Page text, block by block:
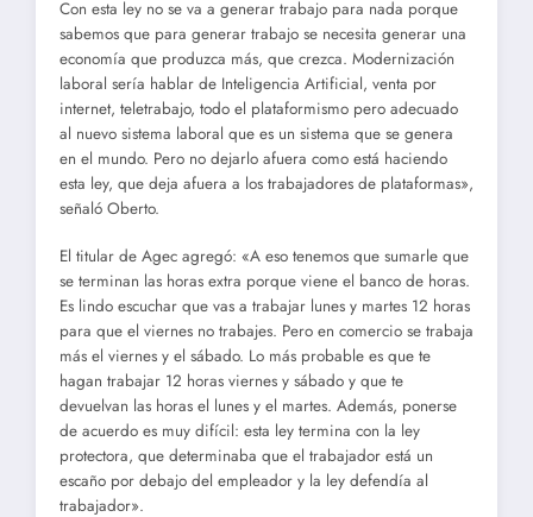
Con esta ley no se va a generar trabajo para nada porque
sabemos que para generar trabajo se necesita generar una
economía que produzca más, que crezca. Modernización
laboral sería hablar de Inteligencia Artificial, venta por
internet, teletrabajo, todo el plataformismo pero adecuado
al nuevo sistema laboral que es un sistema que se genera
en el mundo. Pero no dejarlo afuera como está haciendo
esta ley, que deja afuera a los trabajadores de plataformas»,
señaló Oberto.
El titular de Agec agregó: «A eso tenemos que sumarle que
se terminan las horas extra porque viene el banco de horas.
Es lindo escuchar que vas a trabajar lunes y martes 12 horas
para que el viernes no trabajes. Pero en comercio se trabaja
más el viernes y el sábado. Lo más probable es que te
hagan trabajar 12 horas viernes y sábado y que te
devuelvan las horas el lunes y el martes. Además, ponerse
de acuerdo es muy difícil: esta ley termina con la ley
protectora, que determinaba que el trabajador está un
escaño por debajo del empleador y la ley defendía al
trabajador».